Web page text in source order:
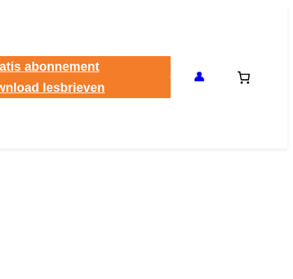
abonnement
lesbrieven
👤